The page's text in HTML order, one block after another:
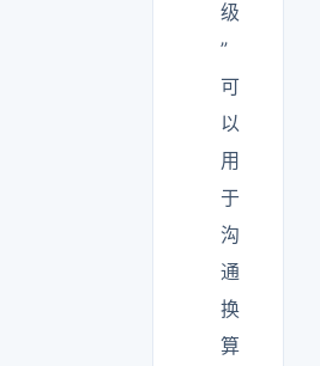
级
”
可
以
用
于
沟
通
换
算